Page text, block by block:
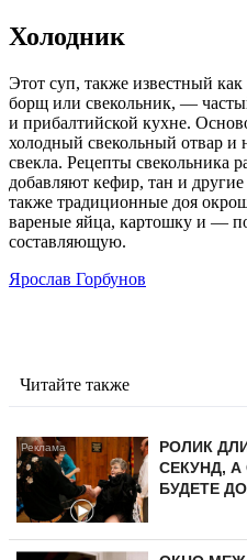
Холодник
Этот суп, также известный
борщ или свекольник, —
и прибалтийской кухне.
холодный свекольный отвар и
свекла. Рецепты свекольника
добавляют кефир, тан и
также традиционные доя
вареные яйца, картошку и —
составляющую.
Ярослав Горбунов
Читайте также
РОЛИК
СЕКУНД,
БУДЕТЕ